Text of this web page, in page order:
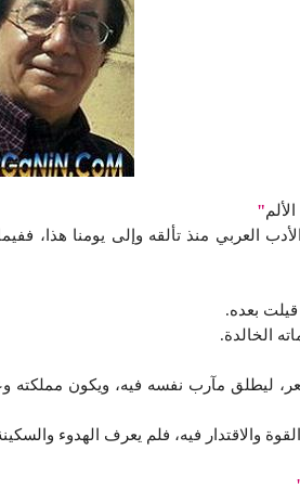
"
منذ تألقه وإلى يومنا هذا، ففيما
قيلت بعده.
الخالدة.
ليطلق مآرب نفسه فيه، ويكون مملكته
والاقتدار فيه، فلم يعرف الهدوء